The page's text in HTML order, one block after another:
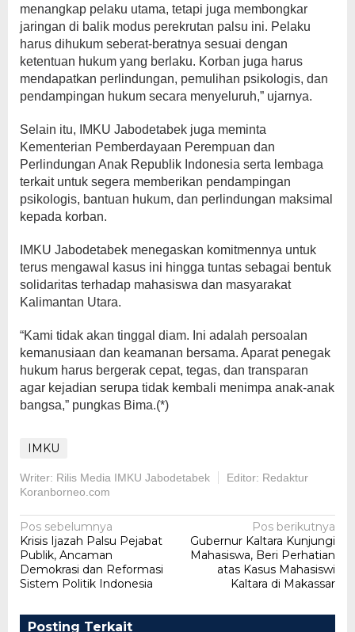
menangkap pelaku utama, tetapi juga membongkar
jaringan di balik modus perekrutan palsu ini. Pelaku
harus dihukum seberat-beratnya sesuai dengan
ketentuan hukum yang berlaku. Korban juga harus
mendapatkan perlindungan, pemulihan psikologis, dan
pendampingan hukum secara menyeluruh,” ujarnya.
Selain itu, IMKU Jabodetabek juga meminta
Kementerian Pemberdayaan Perempuan dan
Perlindungan Anak Republik Indonesia serta lembaga
terkait untuk segera memberikan pendampingan
psikologis, bantuan hukum, dan perlindungan maksimal
kepada korban.
IMKU Jabodetabek menegaskan komitmennya untuk
terus mengawal kasus ini hingga tuntas sebagai bentuk
solidaritas terhadap mahasiswa dan masyarakat
Kalimantan Utara.
“Kami tidak akan tinggal diam. Ini adalah persoalan
kemanusiaan dan keamanan bersama. Aparat penegak
hukum harus bergerak cepat, tegas, dan transparan
agar kejadian serupa tidak kembali menimpa anak-anak
bangsa,” pungkas Bima.(*)
IMKU
Writer: Rilis Media IMKU Jabodetabek
Editor: Redaktur
Koranborneo.com
Navigasi
pos
Pos sebelumnya
Krisis Ijazah Palsu Pejabat
Publik, Ancaman
Demokrasi dan Reformasi
Sistem Politik Indonesia
Pos berikutnya
Gubernur Kaltara Kunjungi
Mahasiswa, Beri Perhatian
atas Kasus Mahasiswi
Kaltara di Makassar
Posting Terkait